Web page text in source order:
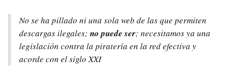
No se ha pillado ni una sola web de las que permiten
descargas ilegales; no puede ser; necesitamos ya una
legislación contra la piratería en la red efectiva y
acorde con el siglo XXI